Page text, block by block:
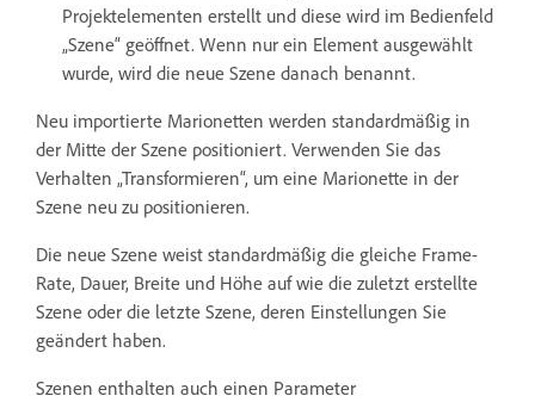
Projektelementen erstellt und diese wird im Bedienfeld
„Szene“ geöffnet. Wenn nur ein Element ausgewählt
wurde, wird die neue Szene danach benannt.
Neu importierte Marionetten werden standardmäßig in
der Mitte der Szene positioniert. Verwenden Sie das
Verhalten „Transformieren“, um eine Marionette in der
Szene neu zu positionieren.
Die neue Szene weist standardmäßig die gleiche Frame-
Rate, Dauer, Breite und Höhe auf wie die zuletzt erstellte
Szene oder die letzte Szene, deren Einstellungen Sie
geändert haben.
Szenen enthalten auch einen Parameter